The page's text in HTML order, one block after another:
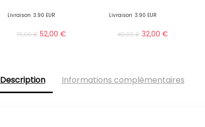
Livraison 3.90 EUR
79,00€ 52,00€
Livraison 3.90 EUR
49,00€ 32,00 €
Description Informations complémentaires